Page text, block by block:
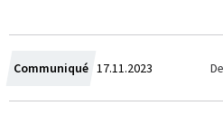
Communiqué C
r
17.11.2023